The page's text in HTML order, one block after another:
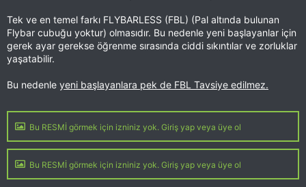
Tek ve en temel farkı FLYBARLESS (FBL) (Pal altında bulunan
Flybar cubuğu yoktur) olmasıdır. Bu nedenle yeni başlayanlar için
gerek ayar gerekse öğrenme sırasında ciddi sıkıntılar ve zorluklar
yaşatabilir.
Bu nedenle yeni başlayanlara pek de FBL Tavsiye edilmez.
Bu RESMİ görmek için izniniz yok. Giriş yap veya üye ol
Bu RESMİ görmek için izniniz yok. Giriş yap veya üye ol